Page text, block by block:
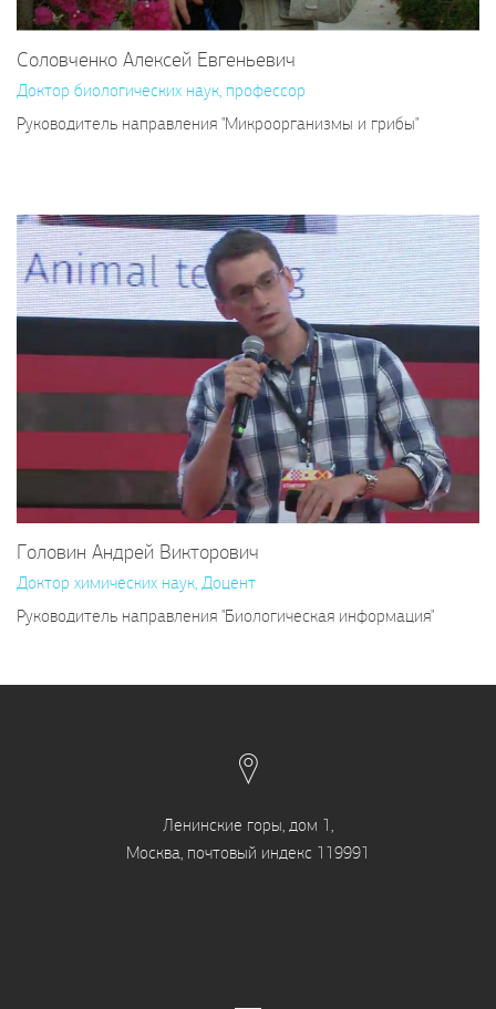
Соловченко Алексей Евгеньевич
Доктор биологических наук, профессор
Руководитель направления "Микроорганизмы и грибы"
Головин Андрей Викторович
Доктор химических наук, Доцент
Руководитель направления "Биологическая информация"
Ленинские горы, дом 1,
Москва, почтовый индекс 119991